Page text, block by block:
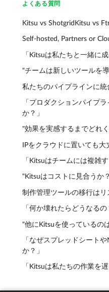
よくある質問
Kitsu vs Shotgrid Kitsu vs
Self-hosted, Partners or
「Kitsuは私たちと一緒に
"チームは新しいツールを
私たちのパイプラインに統
「プロダクションパイプ
か？」
"効果を実感するまでどれ
IPをクラウドに置いても大
「Kitsuはチームには複雑す
"Kitsuはコストに見合うか
制作管理ツールの移行はリ
「何か壊れたらどうなるの
"他にKitsuを使っているの
「なぜスプレッドシート
か？」
「Kitsuは私たちの作業を